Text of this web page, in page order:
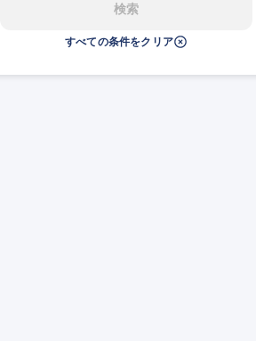
検索
すべての条件をクリア